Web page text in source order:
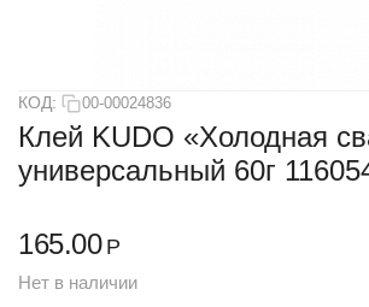
КОД: 00-00024836
Клей KUDO «Холодная
универсальный 60г
165.00 Р
Нет в наличии